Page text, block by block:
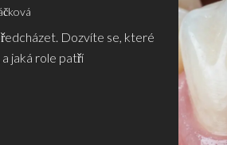
Dozvíte se, které
jaká role patří